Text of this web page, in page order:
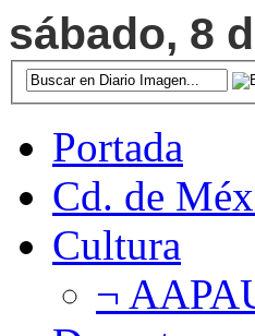
sábado, 8
Portada
Cd. de
Cultura
¬